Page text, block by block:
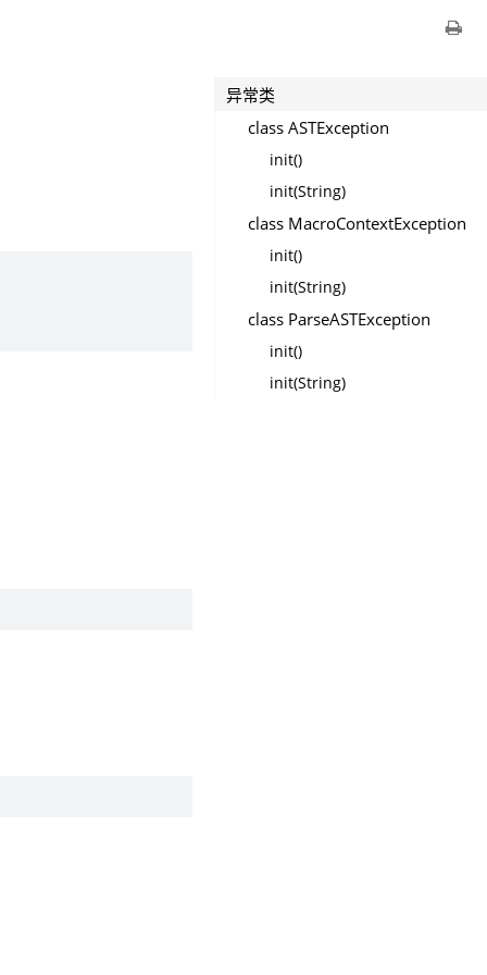
异常类
class ASTException
init()
init(String)
class MacroContextException
init()
init(String)
class ParseASTException
init()
init(String)